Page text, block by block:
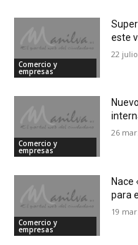
Comercio y
empresas
este
22
Comercio y
empresas
26
Comercio y
empresas
Nace
para
19